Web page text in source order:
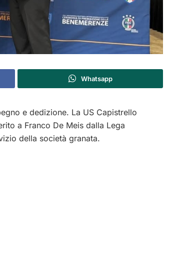
Whatsapp
e dedizione. La US Capistrello
a Franco De Meis dalla Lega
della società granata.